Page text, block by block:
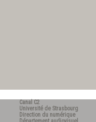
Canal C2
Université de Strasbourg
Direction du numérique